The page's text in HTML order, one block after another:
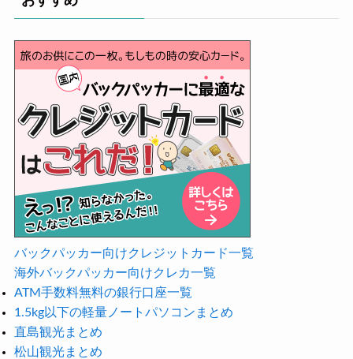
バックパッカー向けクレジットカード一覧
海外バックパッカー向けクレカ一覧
ATM手数料無料の銀行口座一覧
1.5kg以下の軽量ノートパソコンまとめ
直島観光まとめ
松山観光まとめ